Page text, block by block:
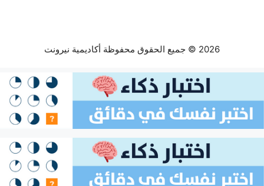
2026 © جميع الحقوق محفوظة أكاديمية نيرونت